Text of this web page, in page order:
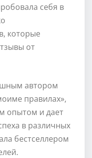
себя в
которые
от
автором
правилах»,
опытом и дает
в различных
бестселлером